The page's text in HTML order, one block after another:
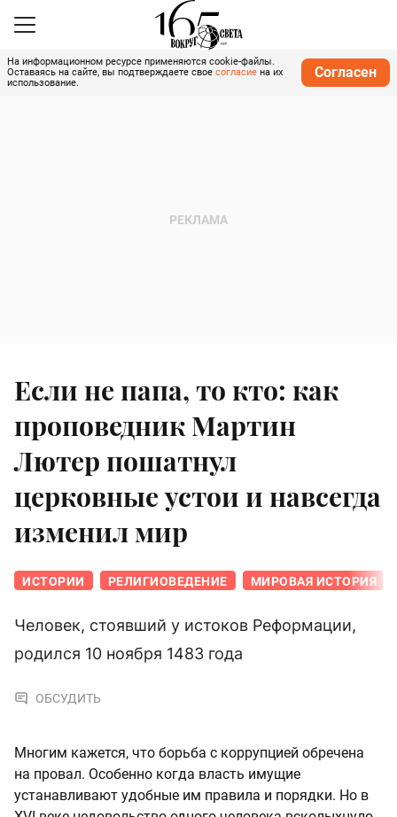
На информационном ресурсе применяются cookie-файлы.
Оставаясь на сайте, вы подтверждаете свое согласие на их
использование.
Согласен
Если не папа, то кто: как
проповедник Мартин
Лютер пошатнул
церковные устои и навсегда
изменил мир
ИСТОРИИ РЕЛИГИОВЕДЕНИЕ МИРОВАЯ ИСТОРИЯ
Человек, стоявший у истоков Реформации,
родился 10 ноября 1483 года
ОБСУДИТЬ
Многим кажется, что борьба с коррупцией обречена
на провал. Особенно когда власть имущие
устанавливают удобные им правила и порядки. Но в